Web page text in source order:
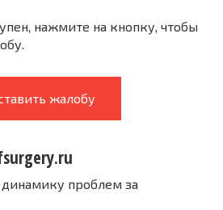
нажмите на кнопку, чтобы
жалобу
проблем за